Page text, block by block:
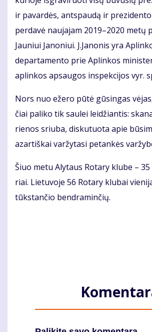
ir pa­var­dės, ant­spau­dą ir
per­da­vė nau­ja­jam 2019–2020 me­tų
Jauniui Ja­no­niui. J.Ja­no­nis yra
de­par­ta­men­to prie Ap­lin­kos
ap­lin­kos ap­sau­gos ins­pek­ci­jos vyr.
Nors nuo eže­ro pū­tė gū­sin­gas
čiai pa­li­ko tik sau­lei lei­džian­tis:
rie­nos sriu­ba, dis­ku­tuo­ta apie
azar­tiš­kai var­žy­ta­si pe­tan­kės
Šiuo me­tu Aly­taus Ro­ta­ry klu­be –
riai. Lie­tu­vo­je 56 Ro­ta­ry klu­bai
tūks­tan­čio ben­dra­min­čių.